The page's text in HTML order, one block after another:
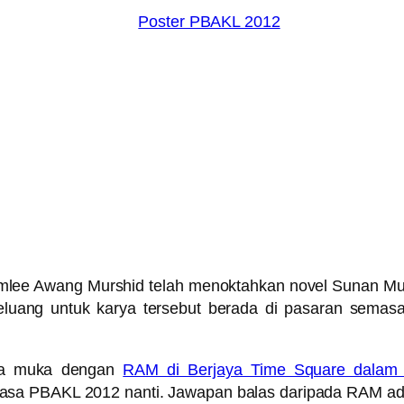
Awang Murshid telah menoktahkan novel Sunan
untuk karya tersebut berada di pasaran
muka dengan RAM di Berjaya Time Square dalam
PBAKL 2012 nanti. Jawapan balas daripada RAM